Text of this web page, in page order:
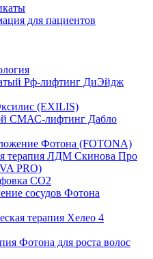
для пациентов
Рф-лифтинг ДиЭйдж
(EXILIS)
СМАС-лифтинг Дабло
Фотона (FOTONA)
терапия ЛДМ Скинова Про
PRO)
CO2
сосудов Фотона
терапия Хелео 4
Фотона для роста волос